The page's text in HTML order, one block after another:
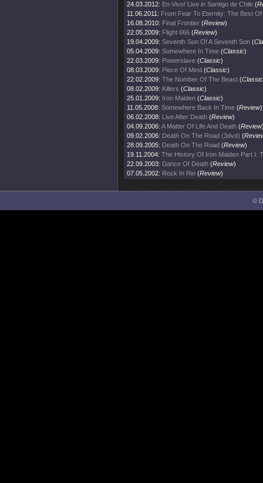
24.03.2012: En Vivo! Live in Santigo de Chile (
11.06.2011: From Fear To Eternity: The Best
16.08.2010: Final Frontier (Review)
22.05.2009: Flight 666 (Review)
19.04.2009: Seventh Son Of A Seventh Son (
05.04.2009: Somewhere In Time (Classic)
22.03.2009: Powerslave (Classic)
08.03.2009: Piece Of Mind (Classic)
22.02.2009: The Number Of The Beast (Classic
08.02.2009: Killers (Classic)
25.01.2009: Iron Maiden (Classic)
11.05.2008: Somewhere Back In Time (Review)
06.02.2008: Live After Death (Review)
04.09.2006: A Matter Of Life And Death (Review
09.02.2006: Death On The Road (3dvd) (
28.09.2005: Death On The Road (Review)
19.11.2004: The History Of Iron Maiden Part I:
22.09.2003: Dance Of Death (Review)
07.05.2002: Rock In Rio (Review)
©